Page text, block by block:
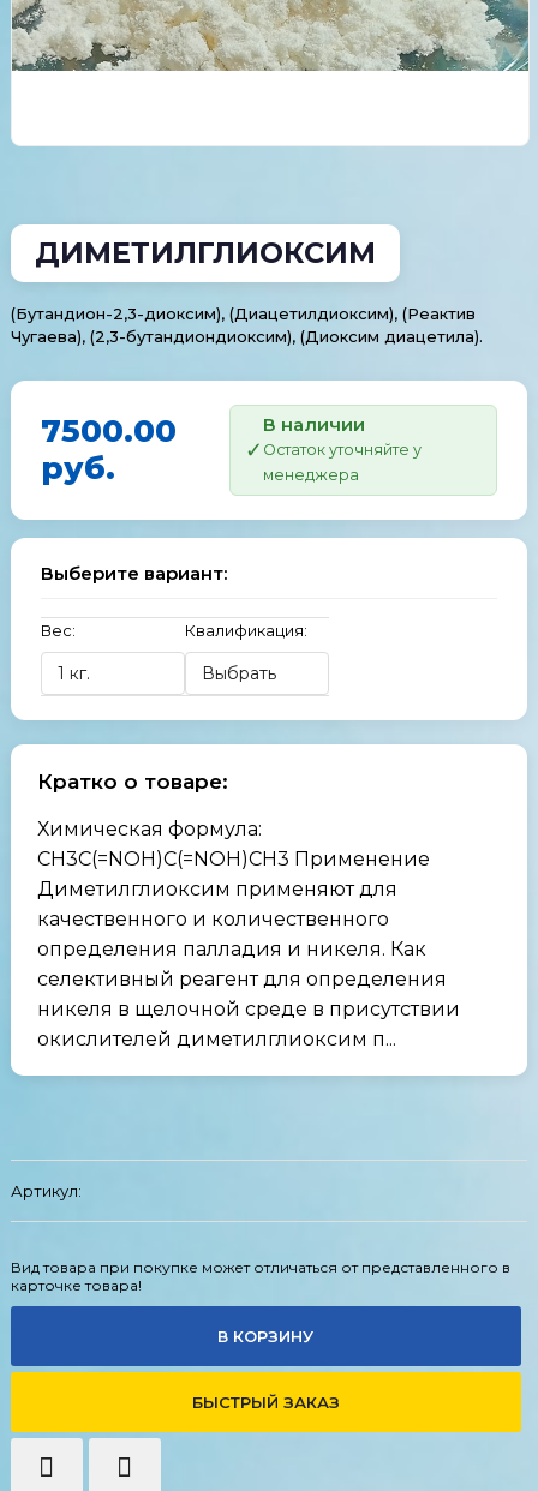
ДИМЕТИЛГЛИОКСИМ
(Бутандион-2,3-диоксим), (Диацетилдиоксим), (Реактив
Чугаева), (2,3-бутандиондиоксим), (Диоксим диацетила).
7500.00
руб.
В наличии
Остаток уточняйте у
менеджера
Выберите вариант:
Вес: Квалификация:
Кратко о товаре:
Химическая формула:
CH3C(=NOH)C(=NOH)CH3 Применение
Диметилглиоксим применяют для
качественного и количественного
определения палладия и никеля. Как
селективный реагент для определения
никеля в щелочной среде в присутствии
окислителей диметилглиоксим п...
Артикул:
Вид товара при покупке может отличаться от представленного в
карточке товара!
В КОРЗИНУ
БЫСТРЫЙ ЗАКАЗ